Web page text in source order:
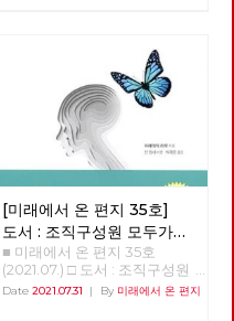
자본주의로의 전환의 길을 걸었
는데, 이 과정은 크게 4단계로
나뉜다. 첫째, 1978년부터 1980
년대 초까지의 시기는 쏘련의 코
시긴 개혁을 모방하는 것으로서
사회주의 국유기업을 이윤 추구
중심의 자본주의적 방향으로 개
조하고 각 국유기업에 독립채산
제를 실시하는 것이었다. 이 단
계에서 계획과 시장의 관계를 보
면 여전히 계획이 주된 것이고
시장은 보조적인 역할을 하는 것
이었다. 둘째, 제2단계는 1980
년대 초에서 1992년 사회주의
해야 한다. 한국사회에서 다들
전문가인 양 하는 게 학교와 교
육인데, 모두 과거의 경험에 의
존해 말한다. 노동과 노동조합도
마찬가지다. 적어도 나는 노동을
해봤고 노조하는 사람들을 봤기
때문이다. 그러나 실질적으로 많
은 이들이 아는 노동과 노동조합
우리가 모른다는 전제로 함께 이
야기해봐야 한다. 운동의 위기는
좌파의 위기 작년 민주노총 선거
에 후보로 나왔었다. 선거 과정
에서 가슴 아픈 기억부터 떠오르
는데, 좌파들에게 단결된 모습이
19 바이러스는 많은 익숙한 것들
과 좀처럼 바뀔 것 같지 않았던
것들을 바꾸어 놓았고, 잘 보이
지 않았던 것들을 보이도록 만들
기도 했다. 또한, 리오데자네이
로에서의 나비의 날갯짓이 만든
미국의 허리케인과도 같은 의외
의 변화를 일으키기도 했다. 아
직도 미래에 대한 불확실성이 사
라졌다고 할 수는 없지만, 분명
지난 일년 반 정도의 시간 동안
바이러스 자체에 대한 지식은 늘
어났으며, 완전하다고 할 수는
없지만 예방백신과 치료제들이
만들어졌다. 또한, 어떤 방역체
[미래에서 온 편지 35호]
도서 : 조직구성원 모두가
권력을 가지는 것이
가능하다면?
■ 미래에서 온 편지 35호
(2021.07.) □ 도서 : 조직구성원
모두가 권력을 가지는 것이 가능
Date 2021.07.31 | By 미래에서 온 편지